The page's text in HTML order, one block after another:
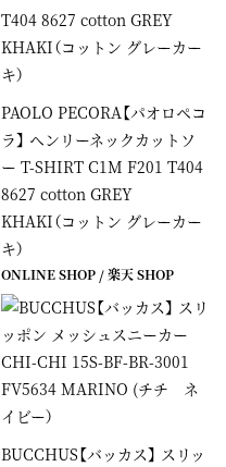
PAOLO PECORA【パオロペコ
ラ】 ヘンリーネックカットソ
ー T-SHIRT C1M F201 T404
8627 cotton GREY
KHAKI（コットン グレーカー
キ）
ONLINE SHOP /楽天 SHOP
BUCCHUS【バッカス】 スリッ